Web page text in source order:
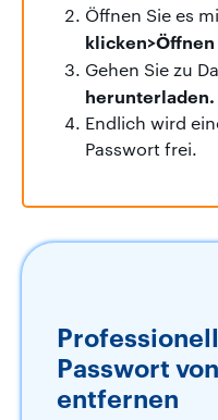
Öffnen Sie es
Gehen Sie zu
herunterladen.
Endlich wird
Passwort frei.
Passwort
entfernen